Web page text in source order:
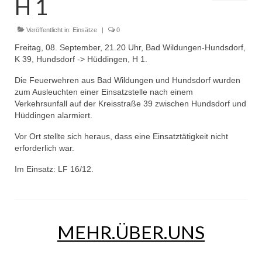
Einsätze
Einsatzstichworte
Jugendfeuerwehr
Infos
Gründung Jugendfeuerwehr 1996
25-jähriges Jubiläum Jugendfeuerwehr 2021
H 1
Veröffentlicht in: Einsätze | 0
Freitag, 08. September, 21.20 Uhr, Bad Wildungen-Hundsdorf,
K 39, Hundsdorf -> Hüddingen, H 1.
Die Feuerwehren aus Bad Wildungen und Hundsdorf wurden
zum Ausleuchten einer Einsatzstelle nach einem
Verkehrsunfall auf der Kreisstraße 39 zwischen Hundsdorf und
Hüddingen alarmiert.
Vor Ort stellte sich heraus, dass eine Einsatztätigkeit nicht
erforderlich war.
Im Einsatz: LF 16/12.
MEHR.ÜBER.UNS